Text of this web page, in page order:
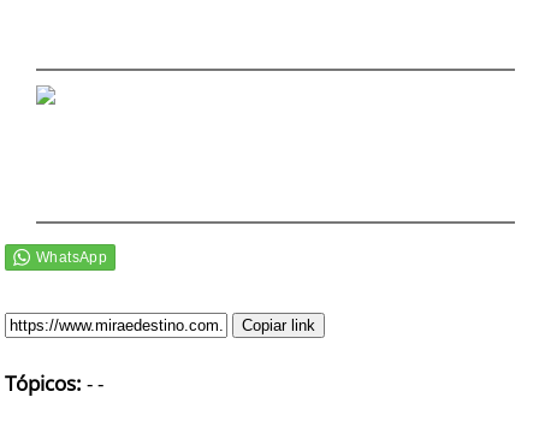
Copiar link
Tópicos: --